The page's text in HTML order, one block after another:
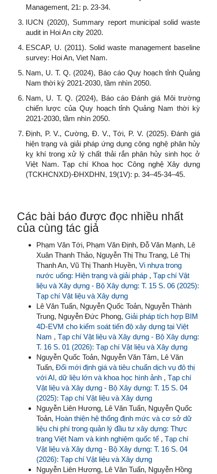
Management, 21: p. 23-34.
IUCN (2020), Summary report municipal solid waste
audit in Hoi An city 2020.
ESCAP, U. (2011). Solid waste management baseline
survey: Hoi An, Viet Nam.
Nam, U. T. Q. (2024), Báo cáo Quy hoạch tỉnh Quảng
Nam thời kỳ 2021-2030, tầm nhìn 2050.
Nam, U. T. Q. (2024), Báo cáo Đánh giá Môi trường
chiến lược của Quy hoạch tỉnh Quảng Nam thời kỳ
2021-2030, tầm nhìn 2050.
Định, P. V., Cường, Đ. V., Tới, P. V. (2025). Đánh giá
hiện trạng và giải pháp ứng dụng công nghệ phân hủy
kỵ khí trong xử lý chất thải rắn phân hủy sinh học ở
Việt Nam. Tạp chí Khoa học Công nghệ Xây dựng
(TCKHCNXD)-ĐHXDHN, 19(1V): p. 34–45-34–45.
Các bài báo được đọc nhiều nhất
của cùng tác giả
Phạm Văn Tới, Phạm Văn Định, Đỗ Văn Mạnh, Lê
Xuân Thanh Thảo, Nguyễn Thị Thu Trang, Lê Thị
Thanh An, Vũ Thị Thanh Huyền, Vi nhựa trong
nước uống: Hiện trạng và giải pháp , Tạp chí Vật
liệu và Xây dựng - Bộ Xây dựng: T. 15 S. 06 (2025):
Tạp chí Vật liệu và Xây dựng
Lê Văn Tuấn, Nguyễn Quốc Toản, Nguyễn Thành
Trung, Nguyễn Đức Phong, Giải pháp tích hợp BIM
4D-EVM cho kiểm soát tiến độ xây dựng tại Việt
Nam , Tạp chí Vật liệu và Xây dựng - Bộ Xây dựng:
T. 16 S. 01 (2026): Tạp chí Vật liệu và Xây dựng
Nguyễn Quốc Toản, Nguyễn Văn Tâm, Lê Văn
Tuấn, Đổi mới định giá và tiêu chuẩn dịch vụ đô thị
với AI, dữ liệu lớn và khoa học hình ảnh , Tạp chí
Vật liệu và Xây dựng - Bộ Xây dựng: T. 15 S. 04
(2025): Tạp chí Vật liệu và Xây dựng
Nguyễn Liên Hương, Lê Văn Tuấn, Nguyễn Quốc
Toản, Hoàn thiện hệ thống định mức và cơ sở dữ
liệu chi phí trong quản lý đầu tư xây dựng: Thực
trạng Việt Nam và kinh nghiệm quốc tế , Tạp chí
Vật liệu và Xây dựng - Bộ Xây dựng: T. 16 S. 04
(2026): Tạp chí Vật liệu và Xây dựng
Nguyễn Liên Hương, Lê Văn Tuấn, Nguyễn Hồng